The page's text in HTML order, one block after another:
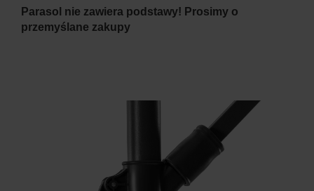
Parasol nie zawiera podstawy! Prosimy o
przemyślane zakupy